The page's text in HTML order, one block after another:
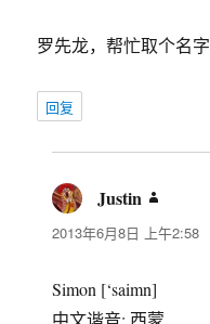
罗先龙，帮忙取个名字
回复
Justin
道：
2013年6月8日 上午2:58
Simon [‘saimn]
中文谐音: 西蒙